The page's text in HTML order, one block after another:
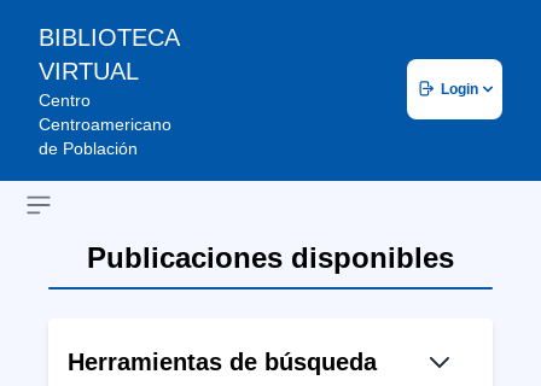
BIBLIOTECA
VIRTUAL
Centro
Centroamericano
de Población
Login
Open sidebar
Publicaciones disponibles
Herramientas de búsqueda